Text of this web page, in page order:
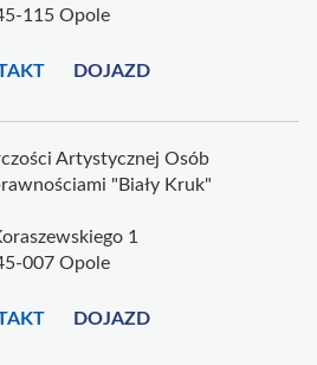
115 Opole
DOJAZD
Artystycznej Osób
"Biały Kruk"
1
007 Opole
DOJAZD